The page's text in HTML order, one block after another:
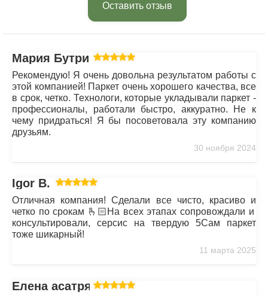
Оставить отзыв
Мария Бутрим
Рекомендую! Я очень довольна результатом работы с
этой компанией! Паркет очень хорошего качества, все
в срок, четко. Технологи, которые укладывали паркет -
профессионалы, работали быстро, аккуратно. Не к
чему придраться! Я бы посоветовала эту компанию
друзьям.
30 ноября 2024
Igor B.
Отличная компания! Сделали все чисто, красиво и
четко по срокам 🫰🏻На всех этапах сопровождали и
консультировали, серсис на твердую 5Сам паркет
тоже шикарный!
11 марта 2025
Елена асатрян